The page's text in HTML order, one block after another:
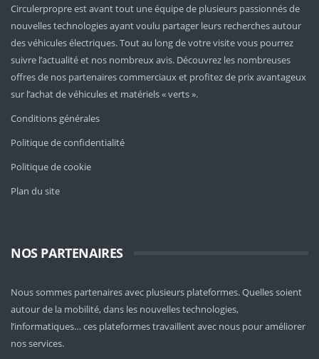
Circulerpropre est avant tout une équipe de plusieurs passionnés de
nouvelles technologies ayant voulu partager leurs recherches autour
des véhicules électriques. Tout au long de votre visite vous pourrez
suivre l’actualité et nos nombreux avis. Découvrez les nombreuses
offres de nos partenaires commerciaux et profitez de prix avantageux
sur l’achat de véhicules et matériels « verts ».
Conditions générales
Politique de confidentialité
Politique de cookie
Plan du site
NOS PARTENAIRES
Nous sommes partenaires avec plusieurs plateformes. Quelles soient
autour de la mobilité, dans les nouvelles technologies,
l’informatiques… ces plateformes travaillent avec nous pour améliorer
nos services.